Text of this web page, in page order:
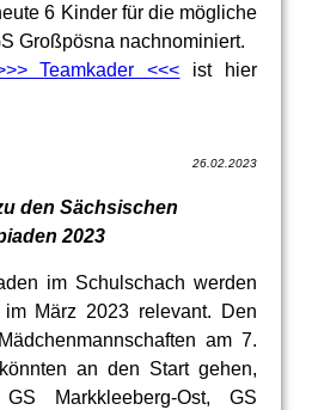
6 Kinder für die mögliche
Großpösna nachnominiert.
Teamkader <<< ist hier
26.02.2023
den Sächsischen
2023
im Schulschach werden
März 2023 relevant. Den
am 7.
an den Start gehen,
Markkleeberg-Ost, GS